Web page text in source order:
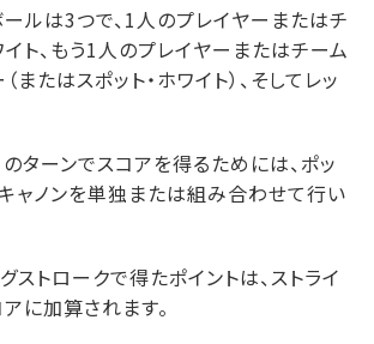
ルは3つで、1人のプレイヤーまたはチ
ト、もう1人のプレイヤーまたはチーム
またはスポット・ホワイト）、そしてレッ
ターンでスコアを得るためには、ポッ
キャノンを単独または組み合わせて行い
ストロークで得たポイントは、ストライ
に加算されます。